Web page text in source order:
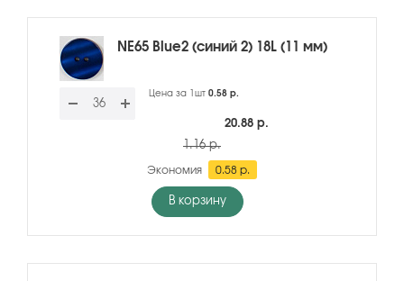
NE65 Blue2 (синий 2) 18L (11 мм)
Цена за 1шт 0.58 р.
20.88 р.
1.16 р.
Экономия 0.58 р.
В корзину